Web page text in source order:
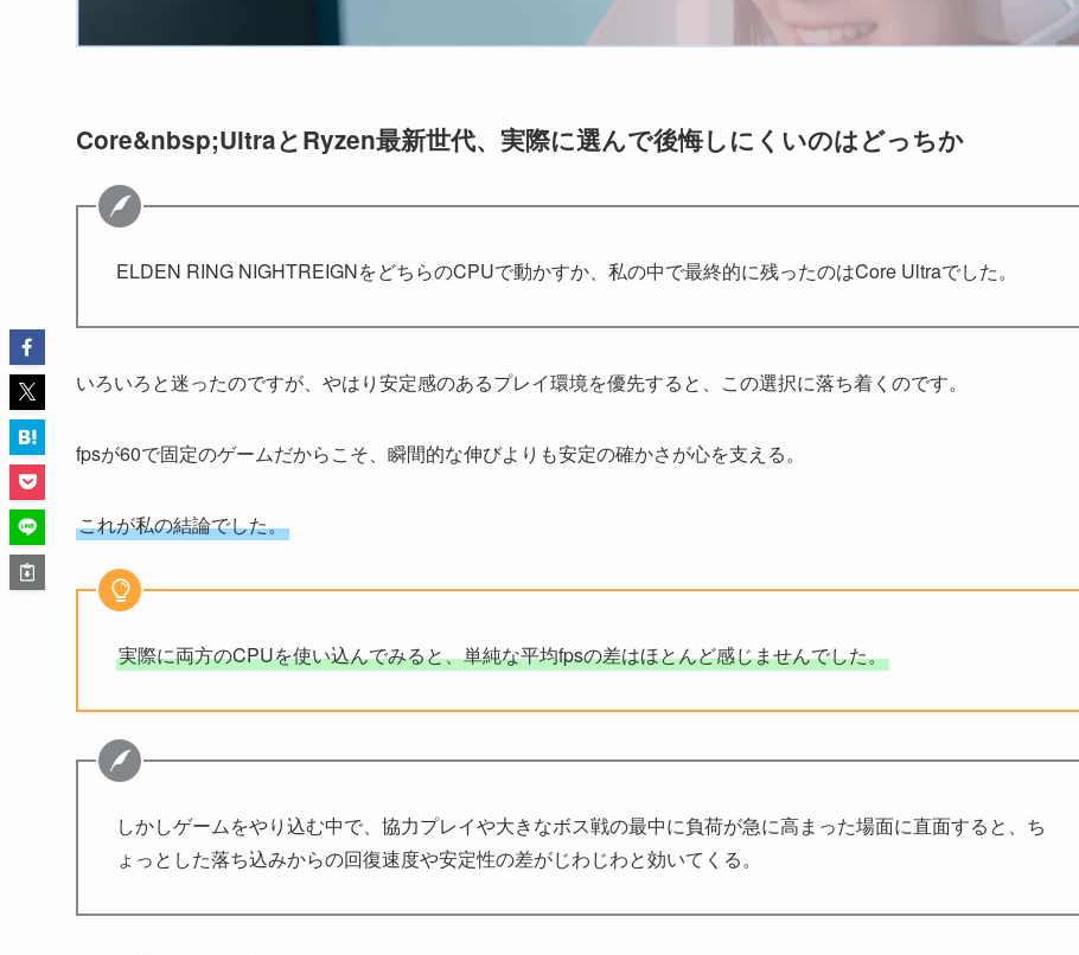
Core&nbsp;UltraとRyzen最新世代、実際に選んで後悔しにくいのはどっちか
ELDEN RING NIGHTREIGNをどちらのCPUで動かすか、私の中で最終的に残ったのはCore Ultraでした。
いろいろと迷ったのですが、やはり安定感のあるプレイ環境を優先すると、この選択に落ち着くのです。
fpsが60で固定のゲームだからこそ、瞬間的な伸びよりも安定の確かさが心を支える。
これが私の結論でした。
実際に両方のCPUを使い込んでみると、単純な平均fpsの差はほとんど感じませんでした。
しかしゲームをやり込む中で、協力プレイや大きなボス戦の最中に負荷が急に高まった場面に直面すると、ち
ょっとした落ち込みからの回復速度や安定性の差がじわじわと効いてくる。